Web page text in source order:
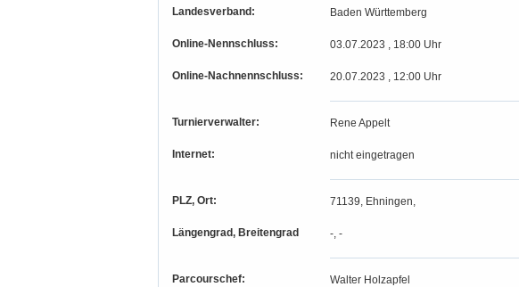
Landesverband: Baden Württemberg
Online-Nennschluss: 03.07.2023 , 18:00 Uhr
Online-Nachnennschluss: 20.07.2023 , 12:00 Uhr
Turnierverwalter: Rene Appelt
Internet: nicht eingetragen
PLZ, Ort: 71139, Ehningen,
Längengrad, Breitengrad -, -
Parcourschef: Walter Holzapfel